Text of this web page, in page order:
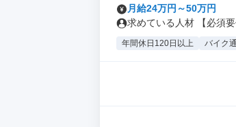
月給24万円～50万円
求めている人材 【必須
年間休日120日以上 バイク